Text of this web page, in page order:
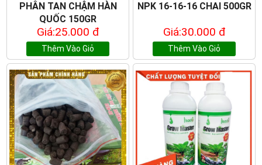
PHÂN TAN CHẬM HÀN
QUỐC 150GR
Giá:25.000 đ
Thêm Vào Giỏ
NPK 16-16-16 CHAI 500GR
Giá:30.000 đ
Thêm Vào Giỏ